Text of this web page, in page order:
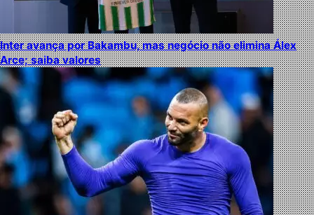
Inter avança por Bakambu, mas negócio não elimina Álex
Arce; saiba valores